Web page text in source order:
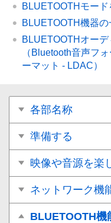
BLUETOOTHモード
BLUETOOTH機器の
BLUETOOTHオー
（ Bluetooth音声フ
ーマット - LDAC）
各部名称
準備する
映像や音源を楽
ネットワーク機
BLUETOOTH機